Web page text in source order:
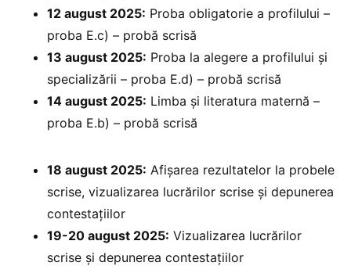
12 august 2025: Proba obligatorie a profilului –
proba E.c) – probă scrisă
13 august 2025: Proba la alegere a profilului și
specializării – proba E.d) – probă scrisă
14 august 2025: Limba și literatura maternă –
proba E.b) – probă scrisă
18 august 2025: Afișarea rezultatelor la probele
scrise, vizualizarea lucrărilor scrise și depunerea
contestațiilor
19-20 august 2025: Vizualizarea lucrărilor
scrise și depunerea contestațiilor